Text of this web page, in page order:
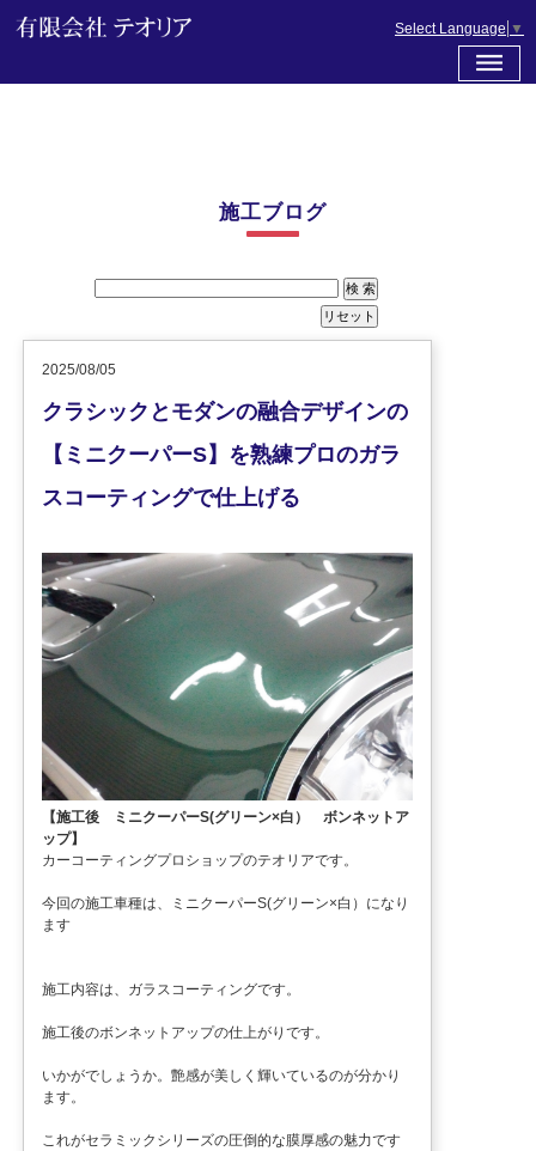
Select Language ▼
施工ブログ
2025/08/05
クラシックとモダンの融合デザインの
【ミニクーパーS】を熟練プロのガラ
スコーティングで仕上げる
【施工後 ミニクーパーS(グリーン×白） ボンネットア
ップ】
カーコーティングプロショップのテオリアです。
今回の施工車種は、ミニクーパーS(グリーン×白）になり
ます
施工内容は、ガラスコーティングです。
施工後のボンネットアップの仕上がりです。
いかがでしょうか。艶感が美しく輝いているのが分かり
ます。
これがセラミックシリーズの圧倒的な膜厚感の魅力です